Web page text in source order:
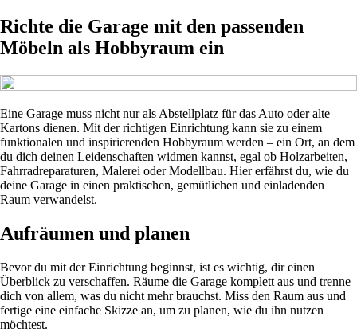
Richte die Garage mit den passenden
Möbeln als Hobbyraum ein
Eine Garage muss nicht nur als Abstellplatz für das Auto oder alte
Kartons dienen. Mit der richtigen Einrichtung kann sie zu einem
funktionalen und inspirierenden Hobbyraum werden – ein Ort, an dem
du dich deinen Leidenschaften widmen kannst, egal ob Holzarbeiten,
Fahrradreparaturen, Malerei oder Modellbau. Hier erfährst du, wie du
deine Garage in einen praktischen, gemütlichen und einladenden
Raum verwandelst.
Aufräumen und planen
Bevor du mit der Einrichtung beginnst, ist es wichtig, dir einen
Überblick zu verschaffen. Räume die Garage komplett aus und trenne
dich von allem, was du nicht mehr brauchst. Miss den Raum aus und
fertige eine einfache Skizze an, um zu planen, wie du ihn nutzen
möchtest.